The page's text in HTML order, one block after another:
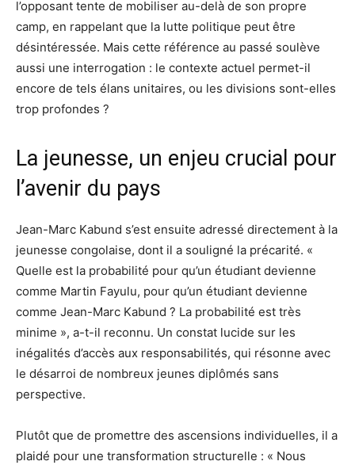
l’opposant tente de mobiliser au-delà de son propre
camp, en rappelant que la lutte politique peut être
désintéressée. Mais cette référence au passé soulève
aussi une interrogation : le contexte actuel permet-il
encore de tels élans unitaires, ou les divisions sont-elles
trop profondes ?
La jeunesse, un enjeu crucial pour
l’avenir du pays
Jean-Marc Kabund s’est ensuite adressé directement à la
jeunesse congolaise, dont il a souligné la précarité. «
Quelle est la probabilité pour qu’un étudiant devienne
comme Martin Fayulu, pour qu’un étudiant devienne
comme Jean-Marc Kabund ? La probabilité est très
minime », a-t-il reconnu. Un constat lucide sur les
inégalités d’accès aux responsabilités, qui résonne avec
le désarroi de nombreux jeunes diplômés sans
perspective.
Plutôt que de promettre des ascensions individuelles, il a
plaidé pour une transformation structurelle : « Nous